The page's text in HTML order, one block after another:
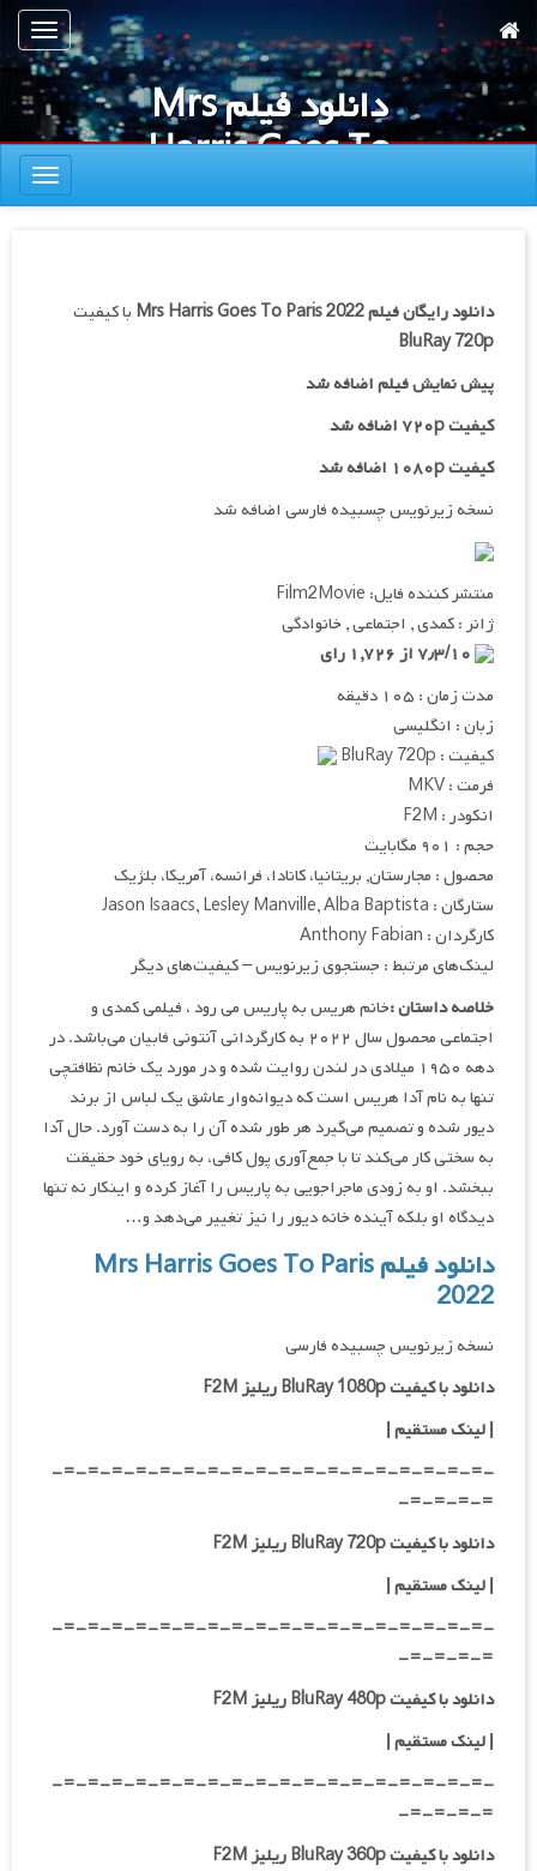
به
محتوای
اصلی
ناوبری
دانلود فیلم Mrs
Harris Goes To
Paris 2022
ناوبری
دانلود رایگان فیلمMrs Harris Goes To Paris 2022 با کیفیت
BluRay 720p
پیش نمایش فیلم اضافه شد
کیفیت ۷۲۰p اضافه شد
کیفیت ۱۰۸۰p اضافه شد
نسخه زیرنویس چسبیده فارسی اضافه شد
منتشر کننده فایل: Film2Movie
ژانر : کمدی , اجتماعی , خانوادگی
مدت زمان : ۱۰۵ دقیقه
زبان : انگلیسی
کیفیت : BluRay 720p
فرمت : MKV
انکودر : F2M
حجم : ۹۰۱ مگابایت
محصول : مجارستان, بریتانیا، کانادا، فرانسه، آمریکا، بلژیک
ستارگان : Jason Isaacs, Lesley Manville, Alba Baptista
کارگردان : Anthony Fabian
لینک‌های مرتبط : جستجوی زیرنویس – کیفیت‌های دیگر
خلاصه داستان :خانم هریس به پاریس می رود ، فیلمی کمدی و
اجتماعی محصول سال ۲۰۲۲ به کارگردانی آنتونی فابیان می‌باشد. در
دهه ۱۹۵۰ میلادی در لندن روایت شده و در مورد یک خانم نظافتچی
تنها به نام آدا هریس است که دیوانه‌وار عاشق یک لباس از برند
دیور شده و تصمیم می‌گیرد هر طور شده آن را به دست آورد. حال آدا
به سختی کار می‌کند تا با جمع‌آوری پول کافی، به رویای خود حقیقت
ببخشد. او به زودی ماجراجویی به پاریس را آغاز کرده و اینکار نه تنها
دیدگاه او بلکه آینده خانه دیور را نیز تغییر می‌دهد و…
دانلود فیلم Mrs Harris Goes To Paris
2022
نسخه زیرنویس چسبیده فارسی
دانلود با کیفیت BluRay 1080p ریلیز F2M
|لینک مستقیم|
-=-=-=-=-=-=-=-=-=-=-=-=-=-=-=-=-=-=-
=-=-=-=-
دانلود با کیفیت BluRay 720p ریلیز F2M
| لینک مستقیم|
-=-=-=-=-=-=-=-=-=-=-=-=-=-=-=-=-=-=-
=-=-=-=-
دانلود با کیفیت BluRay 480p ریلیز F2M
| لینک مستقیم|
-=-=-=-=-=-=-=-=-=-=-=-=-=-=-=-=-=-=-
=-=-=-=-
دانلود با کیفیت BluRay 360p ریلیز F2M